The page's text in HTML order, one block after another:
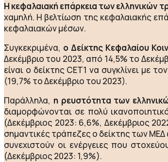
Η κεφαλαιακή επάρκεια των ελληνικών
χαμηλή. Η βελτίωση της κεφαλαιακής
κεφαλαιακών μέσων.
Συγκεκριμένα, ο Δείκτης Κεφαλαίου
Δεκέμβριο του 2023, από 14,5% το
είναι ο δείκτης CET1 να συγκλίνει με
(19,7% το Δεκέμβριο του 2023).
Παράλληλα, η ρευστότητα των
διαμορφώνονται σε πολύ
(Δεκέμβριος 2023: 6,6%, Δεκέμβριος
σημαντικές τράπεζες ο δείκτης των
συνεχιστούν οι ενέργειες που
(Δεκέμβριος 2023: 1,9%).